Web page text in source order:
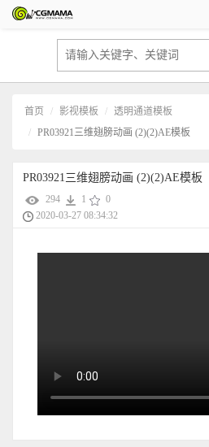
首页 影视模板
透明通道模板
PR03921三维翅膀动画 (2)(2)AE模板
PR03921三维翅膀动画 (2)(2)AE模板
294 1
0
2020-03-27 08:34:32